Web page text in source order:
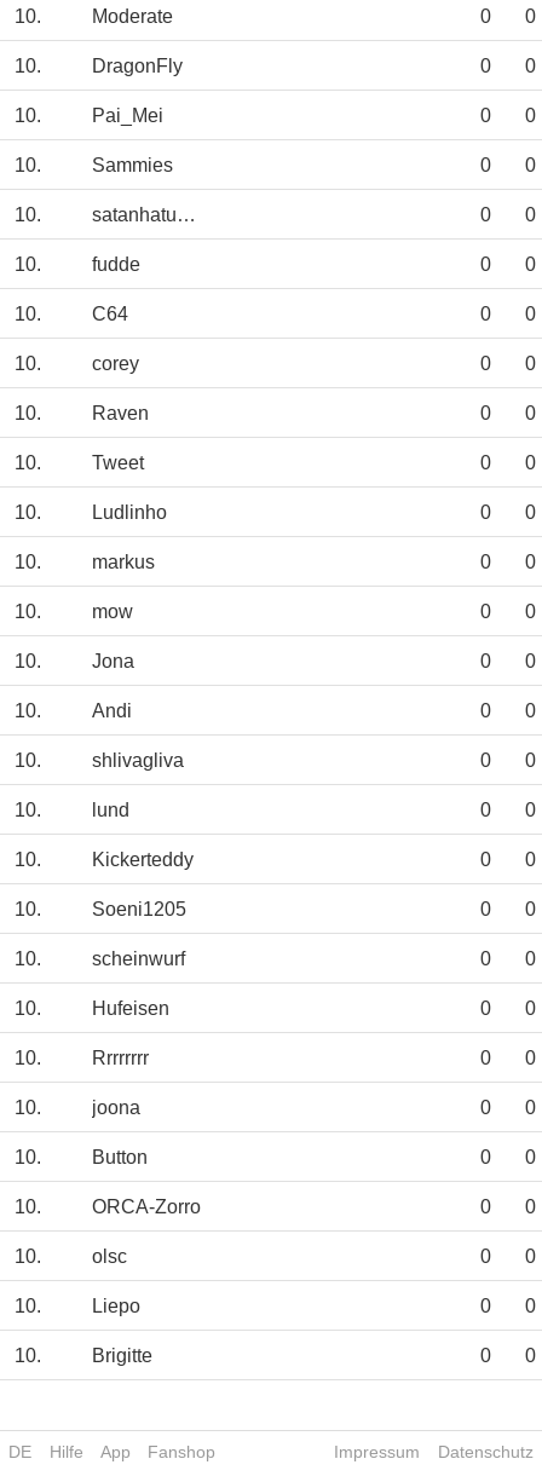
10. Moderate 0 0
10. DragonFly 0 0
10. Pai_Mei 0 0
10. Sammies 0 0
10. satanhaturlaub 0 0
10. fudde 0 0
10. C64 0 0
10. corey 0 0
10. Raven 0 0
10. Tweet 0 0
10. Ludlinho 0 0
10. markus 0 0
10. mow 0 0
10. Jona 0 0
10. Andi 0 0
10. shlivagliva 0 0
10. lund 0 0
10. Kickerteddy 0 0
10. Soeni1205 0 0
10. scheinwurf 0 0
10. Hufeisen 0 0
10. Rrrrrrrr 0 0
10. joona 0 0
10. Button 0 0
10. ORCA-Zorro 0 0
10. olsc 0 0
10. Liepo 0 0
10. Brigitte 0 0
DE Hilfe App Fanshop Impressum Datenschutz